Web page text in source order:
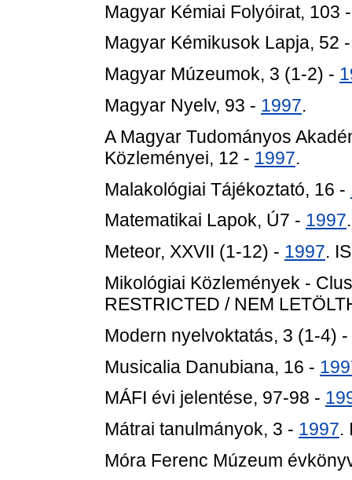
Magyar Kémiai Folyóirat, 103
Magyar Kémikusok Lapja, 52
Magyar Múzeumok, 3 (1-2) -
Magyar Nyelv, 93 - 1997.
A Magyar Tudományos
Közleményei, 12 - 1997.
Malakológiai Tájékoztató, 16 -
Matematikai Lapok, Ú7 - 1997.
Meteor, XXVII (1-12) - 1997.
Mikológiai Közlemények -
RESTRICTED / NEM
Modern nyelvoktatás, 3 (1-4) -
Musicalia Danubiana, 16 -
MÁFI évi jelentése, 97-98 -
Mátrai tanulmányok, 3 - 1997.
Móra Ferenc Múzeum